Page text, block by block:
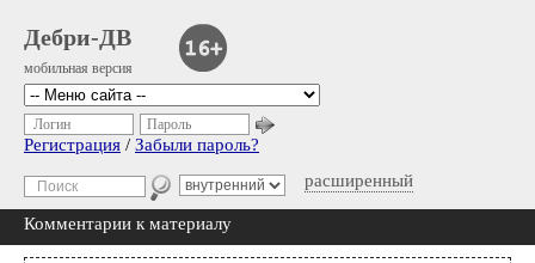
Дебри-ДВ
мобильная версия
расширенный
Логин Пароль
Регистрация / Забыли пароль?
Комментарии к материалу